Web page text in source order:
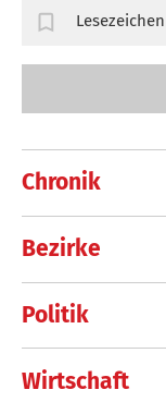
Chronik
Bezirke
Politik
Wirtschaft
Lesezeichen